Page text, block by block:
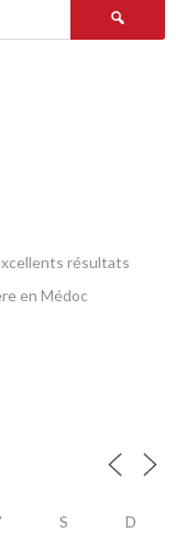
Rechercher :
résultats
en Médoc
S D